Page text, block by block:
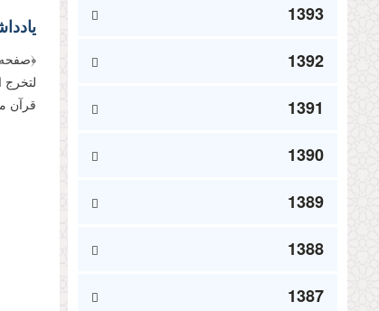
1393
1392
1391
1390
1389
1388
1387
قرآن